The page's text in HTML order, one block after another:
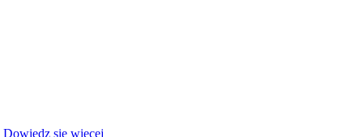
Dowiedz się więcej